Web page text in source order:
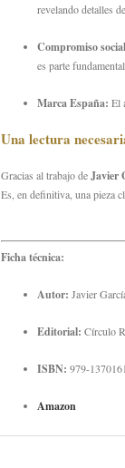
revelando detalles
Compromiso
es parte
Marca España: El
Una lectura
Gracias al trabajo deJavier
Es, en definitiva, una pieza
Ficha técnica:
Autor: Javier
Editorial: Círculo
ISBN: 979-
Amazon